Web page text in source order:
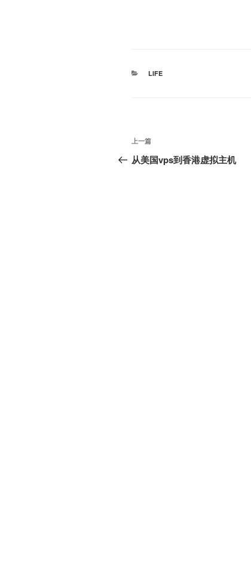
分
LIFE
文
章
上
一
上一篇
从美国vps到香港虚拟主机